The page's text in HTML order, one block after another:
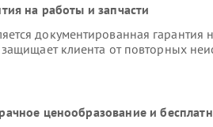
на работы и запчасти
документированная
защищает клиента от повторных
ценообразование и